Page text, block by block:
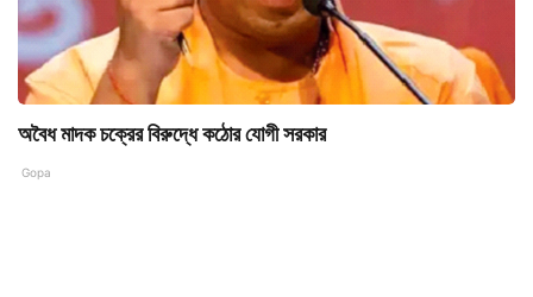
অবৈধ মাদক চক্রের বিরুদ্ধে কঠোর যোগী সরকার
Gopa